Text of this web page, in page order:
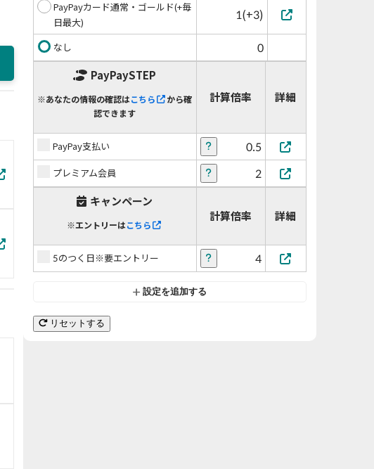
PayPayカード通常・ゴールド(+毎
日最大)
1(+3)
なし 0
PayPaySTEP
※あなたの情報の確認はこちら
から確
認できます
計算倍率 詳細
PayPay支払い 0.5
プレミアム会員 2
キャンペーン
※エントリーはこちら
計算倍率 詳細
5のつく日※要エントリー 4
設定を追加する
リセットする